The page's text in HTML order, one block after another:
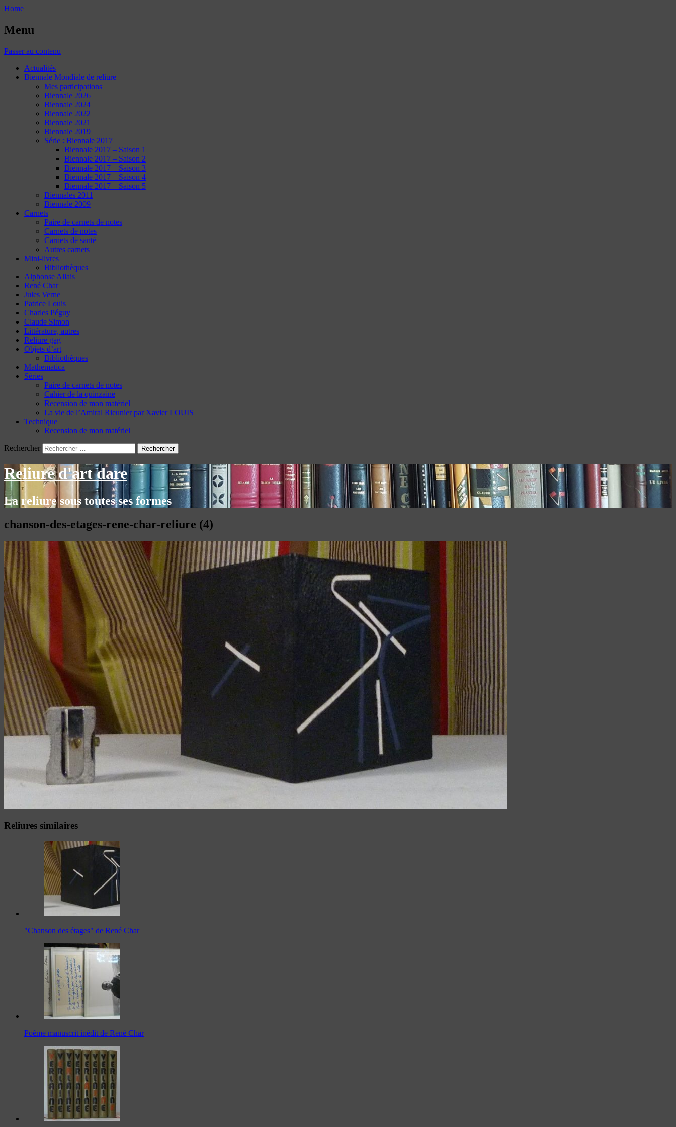
Home
Menu
Passer au contenu
Actualités
Biennale Mondiale de reliure
Mes participations
Biennale 2026
Biennale 2024
Biennale 2022
Biennale 2021
Biennale 2019
Série : Biennale 2017
Biennale 2017 – Saison 1
Biennale 2017 – Saison 2
Biennale 2017 – Saison 3
Biennale 2017 – Saison 4
Biennale 2017 – Saison 5
Biennales 2011
Biennale 2009
Carnets
Paire de carnets de notes
Carnets de notes
Carnets de santé
Autres carnets
Mini-livres
Bibliothèques
Alphonse Allais
René Char
Jules Verne
Patrice Louis
Charles Péguy
Claude Simon
Littérature, autres
Reliure gag
Objets d’art
Bibliothèques
Mathematica
Séries
Paire de carnets de notes
Cahier de la quinzaine
Recension de mon matériel
La vie de l’Amiral Rieunier par Xavier LOUIS
Technique
Recension de mon matériel
Rechercher
Reliure d'art dare
La reliure sous toutes ses formes
chanson-des-etages-rene-char-reliure (4)
Reliures similaires
"Chanson des étages" de René Char
Poème manuscrit inédit de René Char